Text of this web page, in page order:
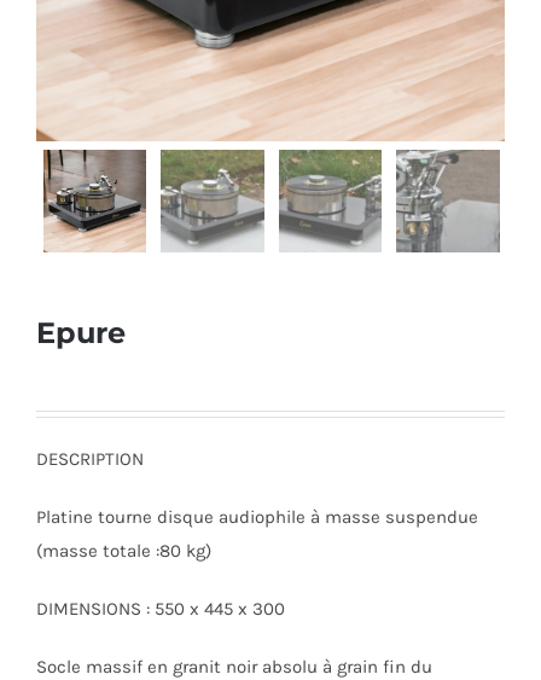
Epure
DESCRIPTION
Platine tourne disque audiophile à masse suspendue
(masse totale :80 kg)
DIMENSIONS : 550 x 445 x 300
Socle massif en granit noir absolu à grain fin du